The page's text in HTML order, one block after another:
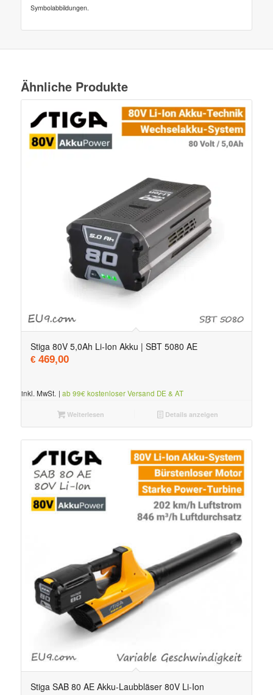
Symbolabbildungen.
Ähnliche Produkte
Stiga 80V 5,0Ah Li-Ion Akku | SBT 5080 AE
€469,00
inkl. MwSt. | ab 99€ kostenloser Versand DE & AT
Weiterlesen Details anzeigen
Stiga SAB 80 AE Akku-Laubbläser 80V Li-Ion